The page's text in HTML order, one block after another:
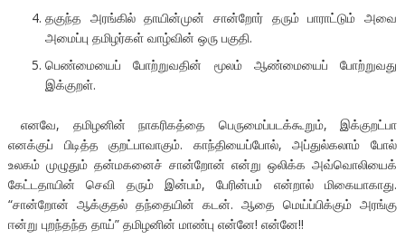
தகுந்த அரங்கில் தாயின்முன் சான்றோர் தரும் பாராட்டும் அவை
அமைப்பு தமிழர்கள் வாழ்வின் ஒரு பகுதி.
பெண்மையைப் போற்றுவதின் மூலம் ஆண்மையைப் போற்றுவது
இக்குறள்.
எனவே, தமிழனின் நாகரிகத்தை பெருமைப்படக்கூறும், இக்குறட்பா
எனக்குப் பிடித்த குறட்பாவாகும். காந்தியைப்போல், அப்துல்கலாம் போல்
உலகம் முழுதும் தன்மகனைச் சான்றோன் என்று ஒலிக்க அவ்வொலியைக்
கேட்டதாயின் செவி தரும் இன்பம், பேரின்பம் என்றால் மிகையாகாது.
“சான்றோன் ஆக்குதல் தந்தையின் கடன். ஆதை மெய்ப்பிக்கும் அரங்கு
ஈன்று புறந்தந்த தாய்” தமிழனின் மாண்பு என்னே! என்னே!!